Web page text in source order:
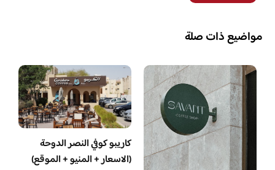
مواضيع ذات صلة
كاريبو كوفي النصر الدوحة
(الاسعار + المنيو + الموقع)